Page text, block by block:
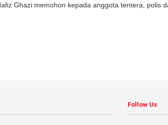
Ghazi memohon kepada anggota tentera, polis
Follow Us